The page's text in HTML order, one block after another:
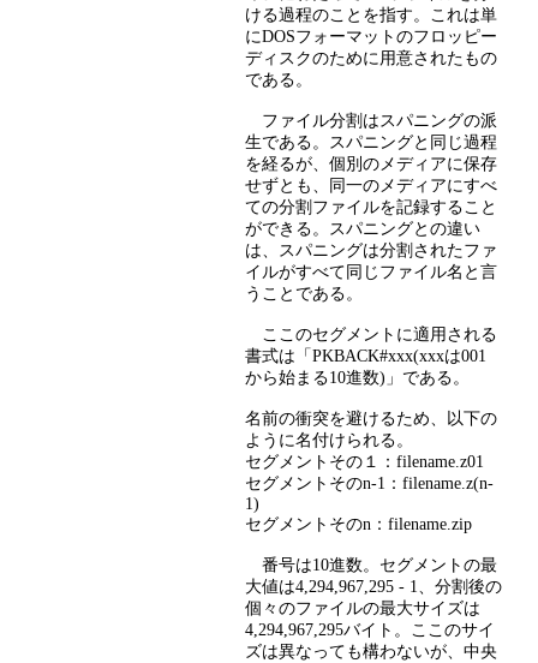
ける過程のことを指す。これは単
にDOSフォーマットのフロッピー
ディスクのために用意されたもの
である。
ファイル分割はスパニングの派
生である。スパニングと同じ過程
を経るが、個別のメディアに保存
せずとも、同一のメディアにすべ
ての分割ファイルを記録すること
ができる。スパニングとの違い
は、スパニングは分割されたファ
イルがすべて同じファイル名と言
うことである。
ここのセグメントに適用される
書式は「PKBACK#xxx(xxxは001
から始まる10進数)」である。
名前の衝突を避けるため、以下の
ように名付けられる。
セグメントその１：filename.z01
セグメントそのn-1：filename.z(n-
1)
セグメントそのn：filename.zip
番号は10進数。セグメントの最
大値は4,294,967,295 - 1、分割後の
個々のファイルの最大サイズは
4,294,967,295バイト。ここのサイ
ズは異なっても構わないが、中央